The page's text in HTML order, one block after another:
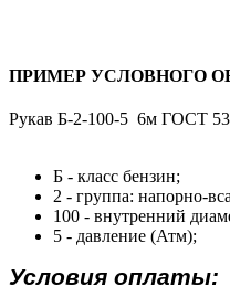
ПРИМЕР УСЛОВНОГО
Pyкaв Б-2-100-5 6м ГОСТ
Б - класс бензин;
2 - группа: напорно-
100 - внутренний
5 - давление (Атм);
Условия оплаты: